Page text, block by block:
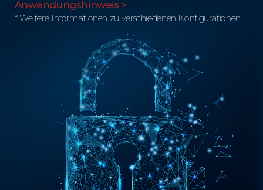
Anwendungshinweis >
* Weitere Informationen zu verschiedenen Konfigurationen